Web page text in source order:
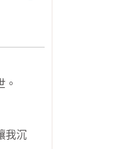
渠恰
多洗
。
我沉